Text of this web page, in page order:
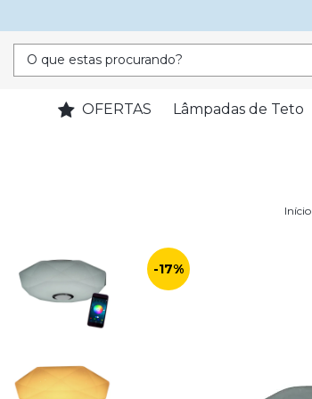
OFERTAS Lâmpadas de Teto
Início
-17%